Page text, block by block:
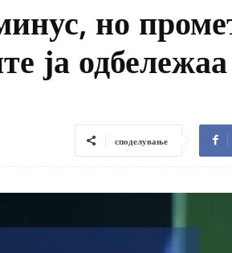
но
ја
споделување